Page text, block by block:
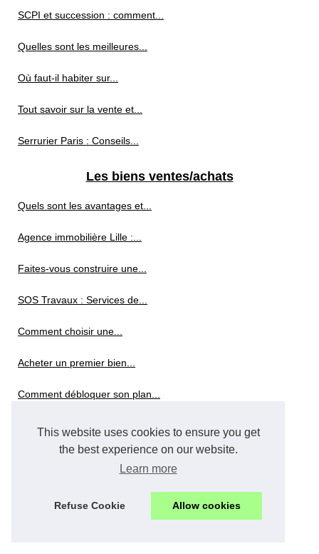
This website uses cookies to ensure you get
the best experience on our website.
Learn more
Refuse Cookie Allow cookies
SCPI et succession : comment...
Quelles sont les meilleures...
Où faut-il habiter sur...
Tout savoir sur la vente et...
Serrurier Paris : Conseils...
Les biens ventes/achats
Quels sont les avantages et...
Agence immobilière Lille :...
Faites-vous construire une...
SOS Travaux : Services de...
Comment choisir une...
Acheter un premier bien...
Comment débloquer son plan...